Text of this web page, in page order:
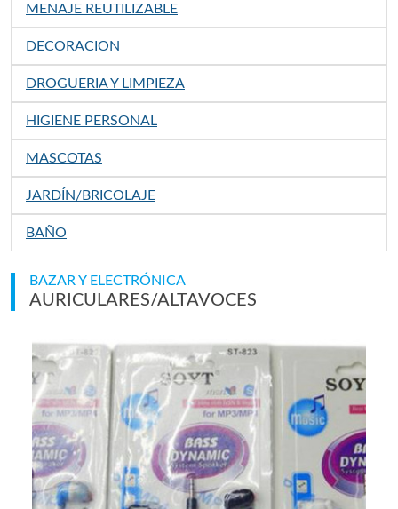
BAZAR Y ELECTRÓNICA
AURICULARES/ALTAVOCES
MENAJE REUTILIZABLE
DECORACION
DROGUERIA Y LIMPIEZA
HIGIENE PERSONAL
MASCOTAS
JARDÍN/BRICOLAJE
BAÑO